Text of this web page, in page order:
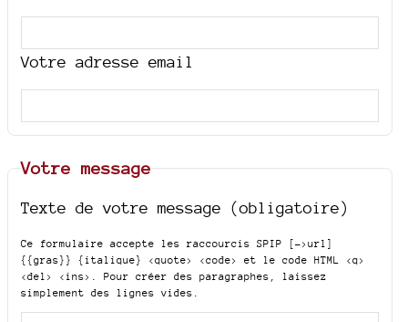
Votre adresse email
Votre message
Texte de votre message (obligatoire)
Ce formulaire accepte les raccourcis SPIP
[->url]
{{gras}} {italique} <quote> <code>
et le code HTML <q>
<del> <ins> . Pour créer des paragraphes, laissez
simplement des lignes vides.